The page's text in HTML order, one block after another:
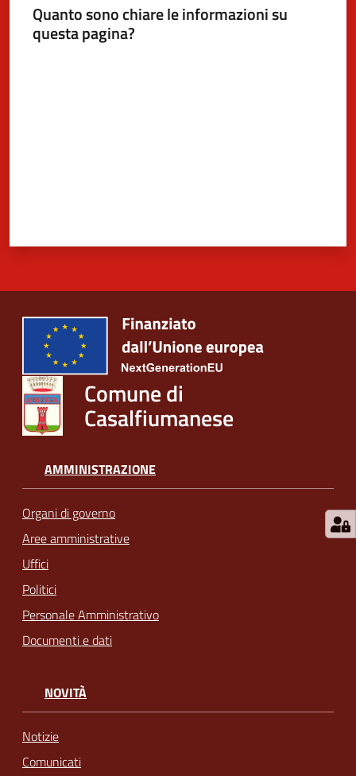
5x1000
Quanto sono chiare le informazioni su
questa pagina?
Comune di
Casalfiumanese
AMMINISTRAZIONE
Organi di governo
Aree amministrative
Uffici
Politici
Personale Amministrativo
Documenti e dati
NOVITÀ
Notizie
Comunicati